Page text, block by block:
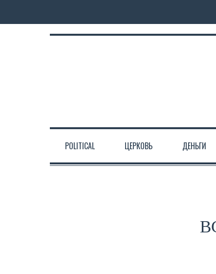
POLITICAL ЦЕРКОВЬ ДЕНЬГИ